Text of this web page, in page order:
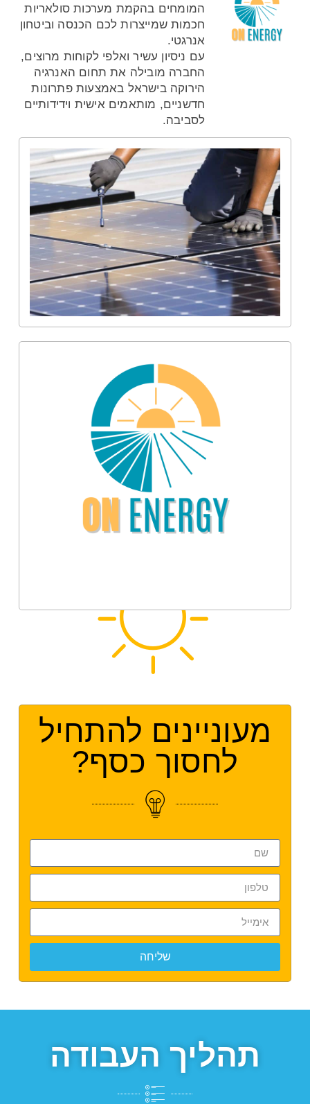
המומחים בהקמת מערכות סולאריות
חכמות שמייצרות לכם הכנסה וביטחון
אנרגטי.
עם ניסיון עשיר ואלפי לקוחות מרוצים,
החברה מובילה את תחום האנרגיה
הירוקה בישראל באמצעות פתרונות
חדשניים, מותאמים אישית וידידותיים
לסביבה.
מעוניינים להתחיל
לחסוך כסף?
שליחה
תהליך העבודה